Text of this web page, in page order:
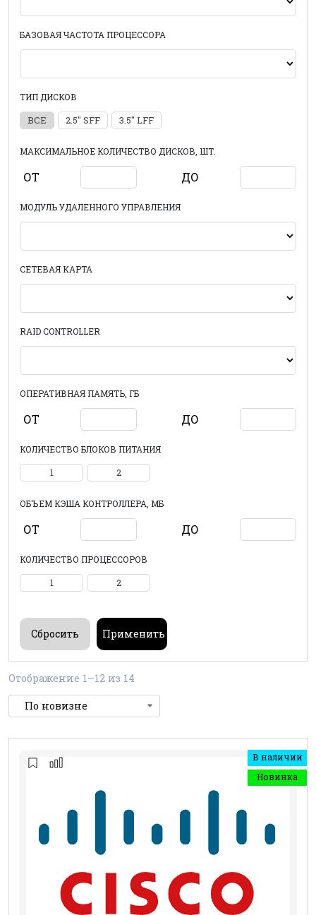
БАЗОВАЯ ЧАСТОТА ПРОЦЕССОРА
ТИП ДИСКОВ
ВСЕ 2.5" SFF 3.5" LFF
МАКСИМАЛЬНОЕ КОЛИЧЕСТВО ДИСКОВ, ШТ.
ОТ ДО
МОДУЛЬ УДАЛЕННОГО УПРАВЛЕНИЯ
СЕТЕВАЯ КАРТА
RAID CONTROLLER
ОПЕРАТИВНАЯ ПАМЯТЬ, ГБ
ОТ ДО
КОЛИЧЕСТВО БЛОКОВ ПИТАНИЯ
1 2
ОБЪЕМ КЭША КОНТРОЛЛЕРА, МБ
ОТ ДО
КОЛИЧЕСТВО ПРОЦЕССОРОВ
1 2
Отображение 1–12 из 14
В наличии
Новинка